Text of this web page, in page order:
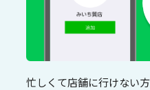
忙しくて店舗に行けない